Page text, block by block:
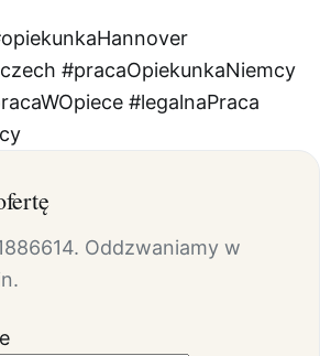
#pracaOpiekunkaNiemcy
#legalnaPraca
Oddzwaniamy w